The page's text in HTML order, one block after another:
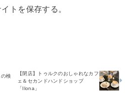
トを保存する。
検
【閉店】トゥルクのおしゃれなカフ
ェ＆セカンドハンドショップ
「Ilona」